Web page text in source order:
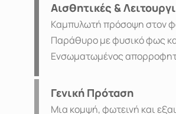
Αισθητικές &
Καμπυλωτή πρόσοψη στον
Παράθυρο με φυσικό φως
Ενσωματωμένος
Γενική Πρόταση
Μια κομψή, φωτεινή και